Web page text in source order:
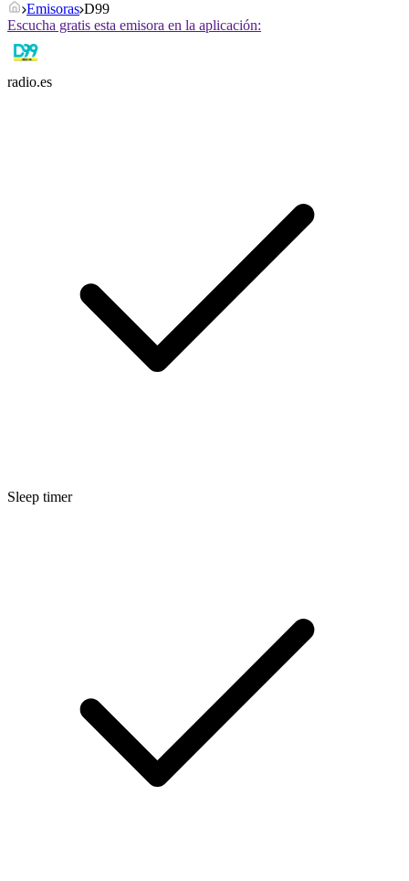
Emisoras D99
Escucha gratis esta emisora en la aplicación:
radio.es
Sleep timer